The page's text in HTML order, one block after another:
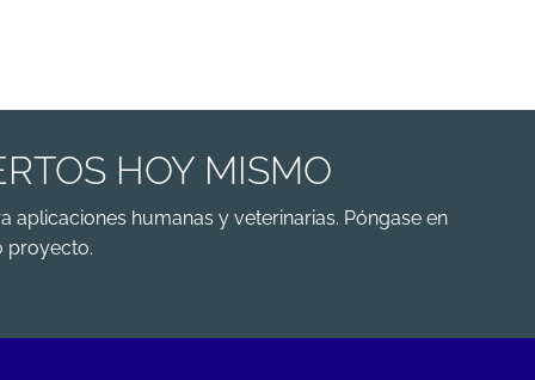
HOY MISMO
humanas y veterinarias. Póngase en
proyecto.